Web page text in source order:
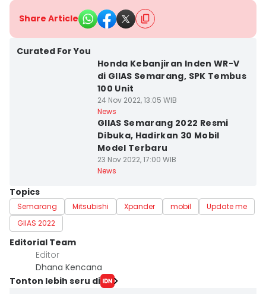
Share Article
Curated For You
Honda Kebanjiran Inden WR-V
di GIIAS Semarang, SPK Tembus
100 Unit
24 Nov 2022, 13:05 WIB
News
GIIAS Semarang 2022 Resmi
Dibuka, Hadirkan 30 Mobil
Model Terbaru
23 Nov 2022, 17:00 WIB
News
Topics
Semarang Mitsubishi Xpander mobil
Update me
GIIAS 2022
Editorial Team
Editor
Dhana Kencana
Tonton lebih seru di